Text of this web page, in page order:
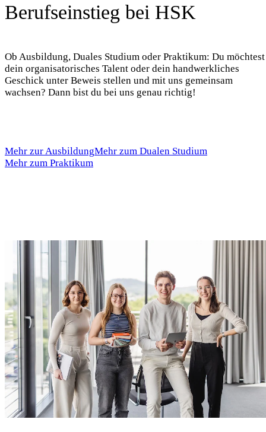
Berufseinstieg bei HSK
Ob Ausbildung, Duales Studium oder Praktikum: Du möchtest
dein organisatorisches Talent oder dein handwerkliches
Geschick unter Beweis stellen und mit uns gemeinsam
wachsen? Dann bist du bei uns genau richtig!
Mehr zur AusbildungMehr zum Dualen Studium
Mehr zum Praktikum